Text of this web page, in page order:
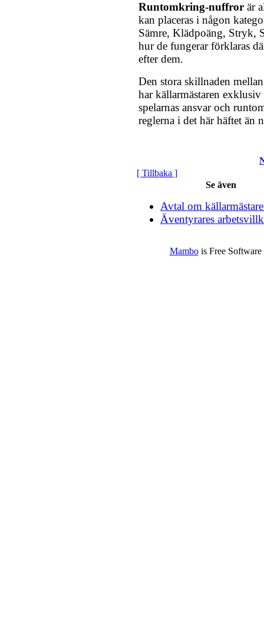
Runtomkring-nuffror är
kan placeras i någon
Sämre, Klädpoäng, Stryk,
hur de fungerar förklaras
efter dem.
Den stora skillnaden
har källarmästaren
spelarnas ansvar och
reglerna i det här häftet än
[ Tillbaka ]
Se även
Avtal om
Äventyrares
Mambois Free Software